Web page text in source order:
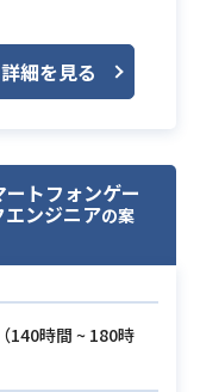
代クラウドAPIプ
・運用業務を
っていただき
）とAPI支援基
・運用作業。
DLBの構築、
ど。
詳細を見る
トフォンゲー
ンジニアの案
（140時間 ~ 180時